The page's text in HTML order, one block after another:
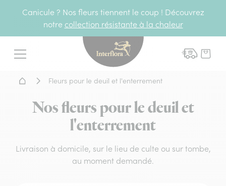
Canicule ? Nos fleurs tiennent le coup ! Découvrez
notre collection résistante à la chaleur
Menu
Interflora - livraison
Accueil - Livraison fleurs
Fleurs pour le deuil et l'enterrement
Nos fleurs pour le deuil et
l'enterrement
Livraison à domicile, sur le lieu de culte ou sur tombe,
au moment demandé.